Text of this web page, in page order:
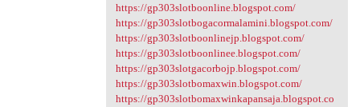
https://gp303slotboonline.blogspot.com/
https://gp303slotbogacormalamini.blogspot.com/
https://gp303slotboonlinejp.blogspot.com/
https://gp303slotboonlinee.blogspot.com/
https://gp303slotgacorbojp.blogspot.com/
https://gp303slotbomaxwin.blogspot.com/
https://gp303slotbomaxwinkapansaja.blogspot.co